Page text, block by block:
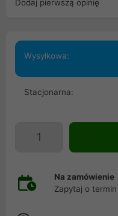
Dodaj pierwszą opinię
Wysyłkowa:
Stacjonarna:
Na zamówienie
Zapytaj o termin